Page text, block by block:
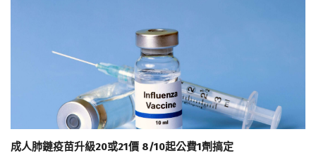
成人肺鏈疫苗升級20或21價 8/10起公費1劑搞定